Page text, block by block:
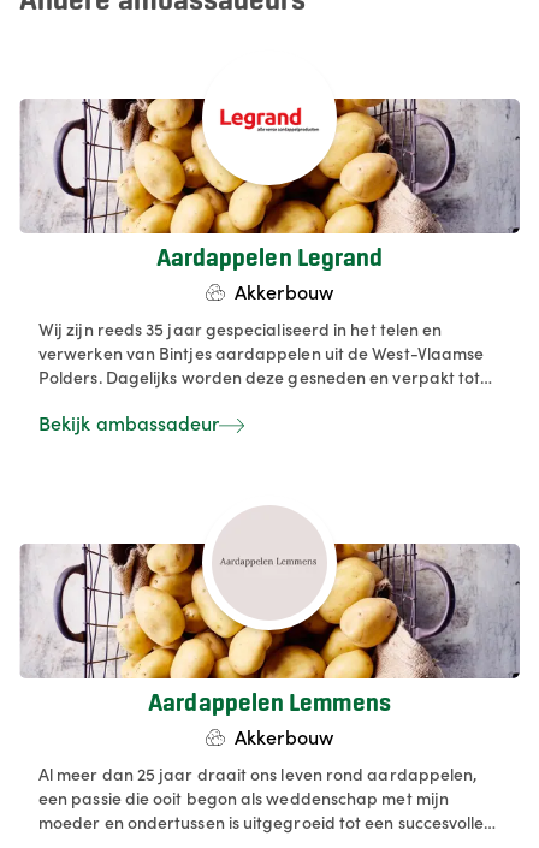
Aardappelen Legrand
Akkerbouw
Wij zijn reeds 35 jaar gespecialiseerd in het telen en
verwerken van Bintjes aardappelen uit de West-Vlaamse
Polders. Dagelijks worden deze gesneden en verpakt tot
als klein verpakking. Perfect voor in Horeca keuken of
Bekijk ambassadeur
Aardappelen Lemmens
Akkerbouw
Al meer dan 25 jaar draait ons leven rond aardappelen,
een passie die ooit begon als weddenschap met mijn
moeder en ondertussen is uitgegroeid tot een succesvolle